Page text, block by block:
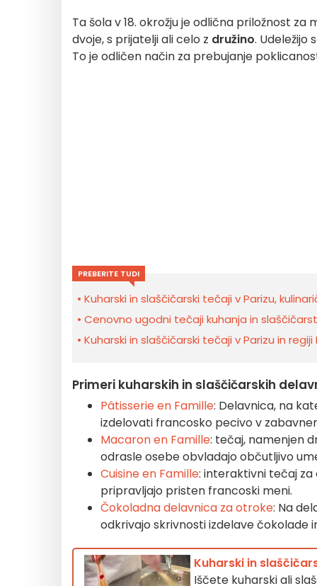
Ta šola v 18. okrožju je odlična priložnost
dvoje, s prijatelji ali celo z družino. Udeležijo
To je odličen način za prebujanje
PREBERITE TUDI
Kuharski in slaščičarski tečaji v Parizu,
Cenovno ugodni tečaji kuhanja in
Kuharski in slaščičarski tečaji v Parizu in
Primeri kuharskih in slaščičarskih
Pâtisserie en Famille: Delavnica, na
izdelovati francosko pecivo v
Macaron en Famille: tečaj, namenjen
odrasle osebe obvladajo občutljivo
Cuisine en Famille: interaktivni tečaj
pripravljajo pristen francoski meni.
Čokoladna delavnica za otroke: Na
odkrivajo skrivnosti izdelave čokolade
Kuharski in
Iščete kuharski ali